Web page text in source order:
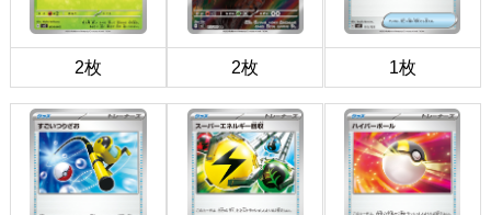
2枚 2枚 1枚